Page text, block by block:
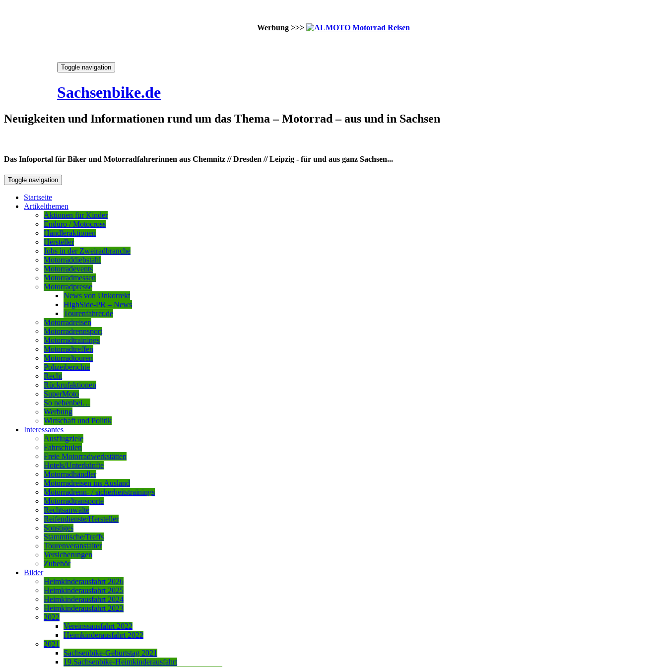
Werbung >>>
Toggle navigation
Sachsenbike.de
Neuigkeiten und Informationen rund um das Thema – Motorrad – aus und in Sachsen
Das Infoportal für Biker und Motorradfahrerinnen aus Chemnitz // Dresden // Leipzig - für und aus ganz Sachsen...
Toggle navigation
Startseite
Artikelthemen
Aktionen für Kinder
Enduro / Motocross
Händleraktionen
Hersteller
Jobs in der Zweiradbranche
Motorraddiebstahl
Motorradevents
Motorradmessen
Motorradpresse
News von Unkorrekt
HighSide-PR – News
Tourenfahrer.de
Motorradreisen
Motorradrennsport
Motorradtrainings
Motorradtreffen
Motorradtouren
Polizeiberichte
Recht
Rückrufaktionen
SuperMoto
So nebenbei…
Werbung
Wirtschaft und Politik
Interessantes
Ausflugziele
Fahrschulen
Freie Motorradwerkstätten
Hotels/Unterkünfte
Motorradhändler
Motorradreisen ins Ausland
Motorradrenn- / sicherheitstrainings
Motorradtransporte
Rechtsanwälte
Reifendienste/Hersteller
Sonstiges
Stammtische/Treffs
Tourenveranstalter
Versicherungen
Zubehör
Bilder
Heimkinderausfahrt 2026
Heimkinderausfahrt 2025
Heimkinderausfahrt 2024
Heimkinderausfahrt 2023
2022
Vereinssausfahrt 2022
Heimkinderausfahrt 2022
2021
Sachsenbike-Geburtstag 2021
19.Sachsenbike-Heimkinderausfahrt